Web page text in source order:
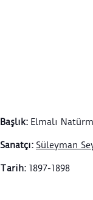
Başlık: Elmalı
Sanatçı: Süleyman
Tarih: 1897-1898